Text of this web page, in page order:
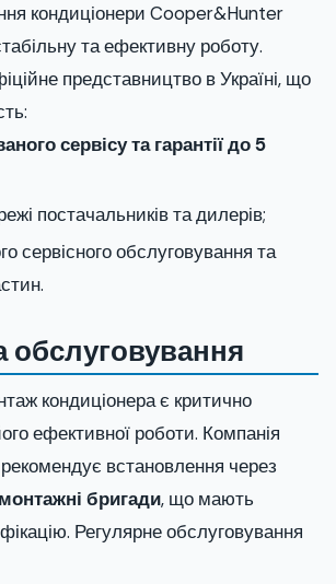
кондиціонери Cooper&Hunter
та ефективну роботу.
представництво в Україні, що
сервісу та гарантії до 5
постачальників та дилерів;
сервісного обслуговування та
обслуговування
кондиціонера є критично
ефективної роботи. Компанія
встановлення через
бригади, що мають
Регулярне обслуговування